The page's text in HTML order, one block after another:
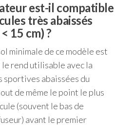
est-il compatible
très abaissés
15 cm) ?
minimale de ce modèle est
le rend utilisable avec la
abaissées du
de même le point le plus
(souvent le bas de
avant le premier